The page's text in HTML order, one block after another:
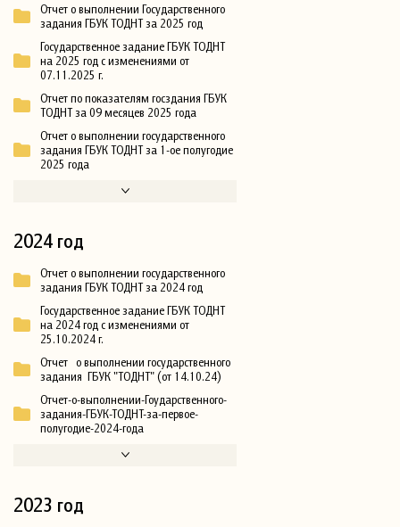
Отчет о выполнении Государственного
задания ГБУК ТОДНТ за 2025 год
Государственное задание ГБУК ТОДНТ
на 2025 год с изменениями от
07.11.2025 г.
Отчет по показателям госздания ГБУК
ТОДНТ за 09 месяцев 2025 года
Отчет о выполнении государственного
задания ГБУК ТОДНТ за 1-ое полугодие
2025 года
2024 год
Отчет о выполнении государственного
задания ГБУК ТОДНТ за 2024 год
Государственное задание ГБУК ТОДНТ
на 2024 год с изменениями от
25.10.2024 г.
Отчет о выполнении государственного
задания ГБУК "ТОДНТ" (от 14.10.24)
Отчет-о-выполнении-Гоударственного-
задания-ГБУК-ТОДНТ-за-первое-
полугодие-2024-года
2023 год